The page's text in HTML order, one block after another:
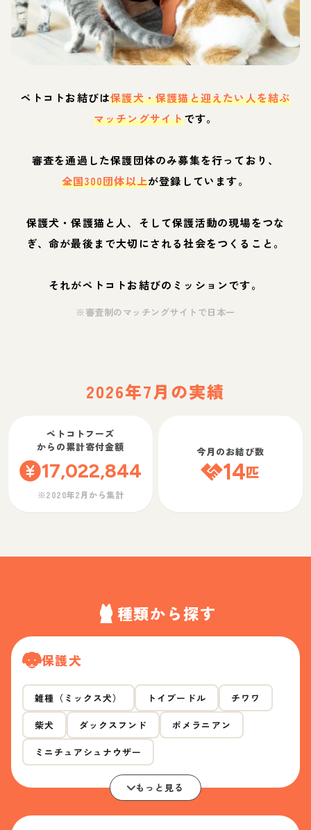
ペトコトお結びは保護犬・保護猫と迎えたい人を結ぶ
マッチングサイトです。
審査を通過した保護団体のみ募集を行っており、
全国300団体以上が登録しています。
保護犬・保護猫と人、そして保護活動の現場をつな
ぎ、命が最後まで大切にされる社会をつくること。
それがペトコトお結びのミッションです。
※審査制のマッチングサイトで日本一
2026年7月の実績
ペトコトフーズ
からの累計寄付金額
17,022,844
※2020年2月から集計
今月のお結び数
14匹
種類から探す
保護犬
雑種（ミックス犬） トイプードル チワワ
柴犬 ダックスフンド ポメラニアン
ミニチュアシュナウザー
もっと見る